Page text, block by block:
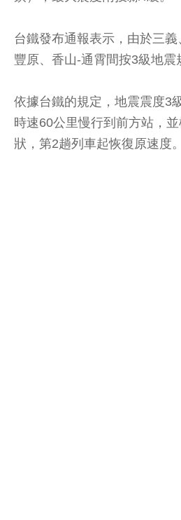
台鐵發布通報表示，由於三
豐原、香山-通霄間按3級地震
依據台鐵的規定，地震震度3
時速60公里慢行到前方站，
狀，第2趟列車起恢復原速度。